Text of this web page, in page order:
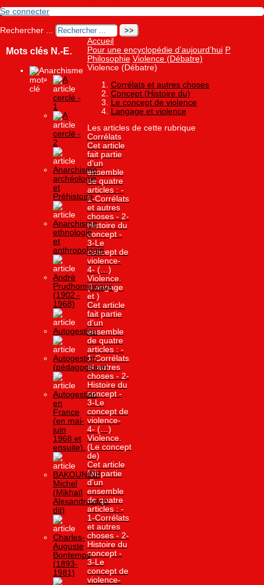
Se connecter
Rechercher ...
Accueil
Pour une encyclopédie d’aujourd’hui P
Philosophie Violence (Débatre)
Violence (Débatre)
Corrélats et autres choses
Concept (Histoire du)
Le concept de violence
Langage et violence
Les articles de cette rubrique
Corrélats
Cet article
fait partie
d’un
ensemble
de quatre
articles : -
1-Corrélats
et autres
choses - 2-
Histoire du
concept -
3-Le
concept de
violence-
4- (…)
Violence.
(Langage
et )
Cet article
fait partie
d’un
ensemble
de quatre
articles : -
1-Corrélats
et autres
choses - 2-
Histoire du
concept -
3-Le
concept de
violence-
4- (…)
Violence.
(Le concept
de)
Cet article
fait partie
d’un
ensemble
de quatre
articles : -
1-Corrélats
et autres
choses - 2-
Histoire du
concept -
3-Le
concept de
violence-
Mots clés N.-E.
Anarchisme
A
cerclé -
1
A
cerclé -
2
Anarchisme,
archéologie
et
Préhistoire
Anarchisme,
ethnologie
et
anthropologie
André
Prudhommeaux
(1902 -
1968)
Autogestion
Autogestion
(pédagogique)
Autogestion
en
France
(en mai-
juin
1968 et
ensuite).
BAKOUNINE
Michel
(Mikhaïl
Alexandrovitch,
dit)
Charles-
Auguste
Bontemps
(1893-
1981)